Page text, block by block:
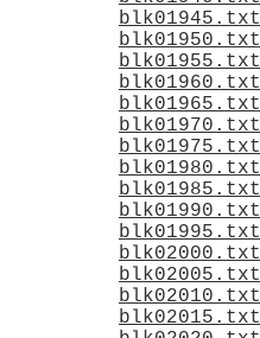
blk01945.txt
blk01950.txt
blk01955.txt
blk01960.txt
blk01965.txt
blk01970.txt
blk01975.txt
blk01980.txt
blk01985.txt
blk01990.txt
blk01995.txt
blk02000.txt
blk02005.txt
blk02010.txt
blk02015.txt